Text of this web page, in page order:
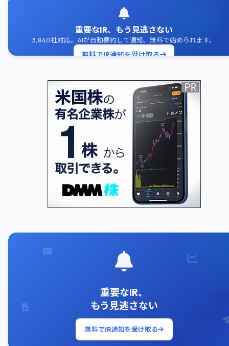
重要なIR、もう見逃さない
3,840社対応。AIが自動要約して通知。無料で始められます。
無料でIR通知を受け取る
重要なIR、
もう見逃さない
無料でIR通知を受け取る